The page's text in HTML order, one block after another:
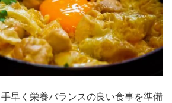
早く栄養バランスの良い食事を準備